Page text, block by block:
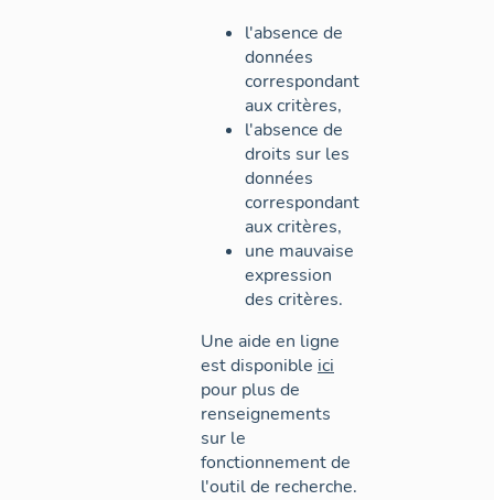
l'absence de
données
correspondant
aux critères,
l'absence de
droits sur les
données
correspondant
aux critères,
une mauvaise
expression
des critères.
Une aide en ligne
est disponible ici
pour plus de
renseignements
sur le
fonctionnement de
l'outil de recherche.